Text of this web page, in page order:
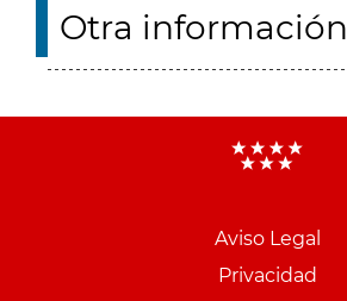
Otra información
Aviso Legal
Privacidad